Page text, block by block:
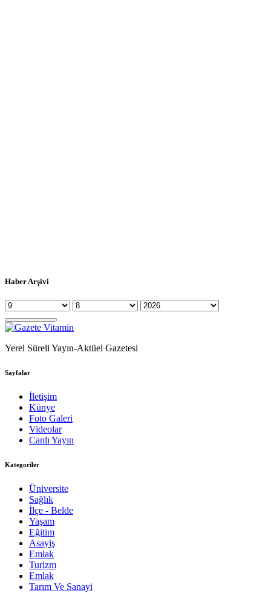
Haber Arşivi
Yerel Süreli Yayın-Aktüel Gazetesi
Sayfalar
İletişim
Künye
Foto Galeri
Videolar
Canlı Yayın
Kategoriler
Üniversite
Sağlık
İlçe - Belde
Yaşam
Eğitim
Asayiş
Emlak
Turizm
Emlak
Tarım Ve Sanayi